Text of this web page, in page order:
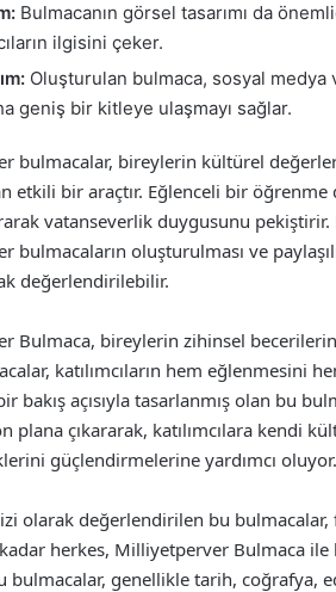
Bulmacanın görsel tasarımı da
ilgisini çeker.
Oluşturulan bulmaca, sosyal medya
geniş bir kitleye ulaşmayı sağlar.
bulmacalar, bireylerin kültürel
etkili bir araçtır. Eğlenceli bir
vatanseverlik duygusunu
bulmacaların oluşturulması ve
değerlendirilebilir.
Bulmaca, bireylerin zihinsel
katılımcıların hem eğlenmesini
bakış açısıyla tasarlanmış olan bu
plana çıkararak, katılımcılara kendi
güçlendirmelerine yardımcı oluyor.
olarak değerlendirilen bu
herkes, Milliyetperver Bulmaca
bulmacalar, genellikle tarih, coğrafya,